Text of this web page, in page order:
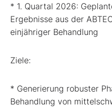
* 1. Quartal 2026:
Ergebnisse aus der
einjähriger Behandlung
Ziele:
* Generierung robuster
Behandlung von